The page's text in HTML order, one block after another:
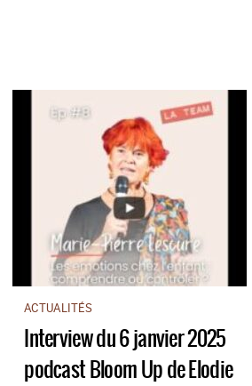
ACTUALITÉS
Interview du 6 janvier 2025
podcast Bloom Up de Elodie